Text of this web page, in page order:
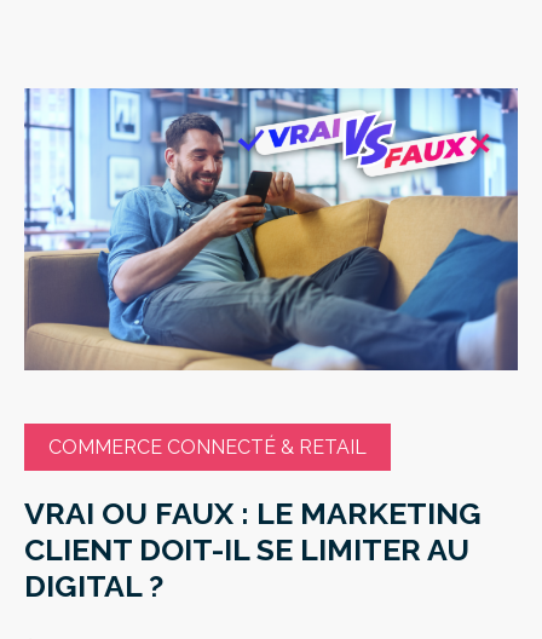
COMMERCE CONNECTÉ & RETAIL
VRAI OU FAUX : LE MARKETING
CLIENT DOIT-IL SE LIMITER AU
DIGITAL ?